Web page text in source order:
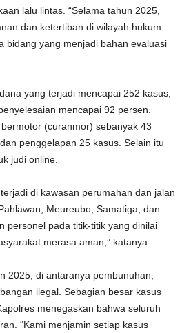
lalu lintas. “Selama tahun 2025,
dan ketertiban di wilayah hukum
bidang yang menjadi bahan evaluasi
yang terjadi mencapai 252 kasus,
mencapai 92 persen.
(curanmor) sebanyak 43
penggelapan 25 kasus. Selain itu
judi online.
di kawasan perumahan dan jalan
Meureubo, Samatiga, dan
personel pada titik-titik yang dinilai
merasa aman,” katanya.
2025, di antaranya pembunuhan,
ilegal. Sebagian besar kasus
menegaskan bahwa seluruh
“Kami menjamin setiap kasus